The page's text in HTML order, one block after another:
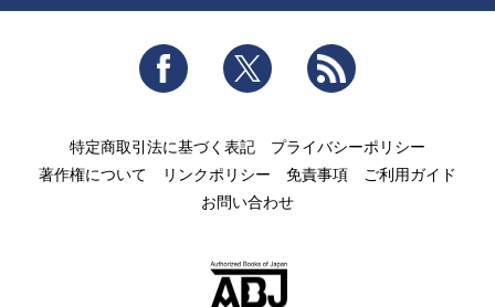
Facebook Twitter
特定商取引法に基づく表記
プライバシーポリシー
著作権について
リンクポリシー 免責事項
ご利用ガイド
お問い合わせ